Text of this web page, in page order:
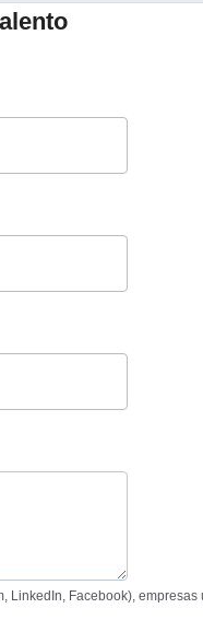
LinkedIn, Facebook),